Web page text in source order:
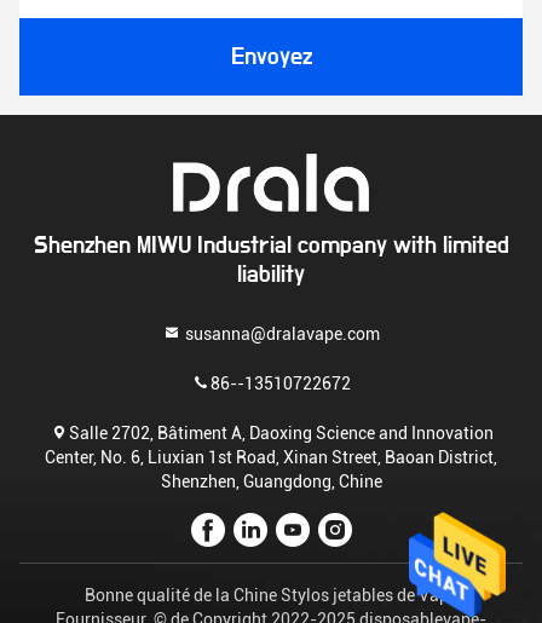
Envoyez
Shenzhen MIWU Industrial company with limited
liability
susanna@dralavape.com
86--13510722672
Salle 2702, Bâtiment A, Daoxing Science and Innovation
Center, No. 6, Liuxian 1st Road, Xinan Street, Baoan District,
Shenzhen, Guangdong, Chine
Bonne qualité de la Chine Stylos jetables de Vape